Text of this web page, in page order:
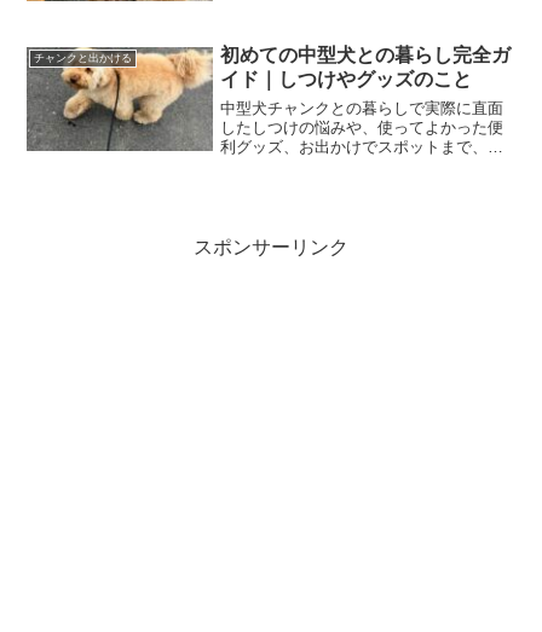
チャンクと出かける
初めての中型犬との暮らし完全ガ
イド｜しつけやグッズのこと
中型犬チャンクとの暮らしで実際に直面
したしつけの悩みや、使ってよかった便
利グッズ、お出かけでスポットまで、リ
丁寧にガイドしています
スポンサーリンク